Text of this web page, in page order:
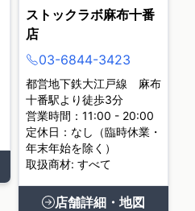
ストックラボ麻布十番
店
03-6844-3423
都営地下鉄大江戸線 麻布
十番駅より徒歩3分
営業時間：11:00 - 20:00
定休日：なし（臨時休業・
年末年始を除く）
取扱商材: すべて
店舗詳細・地図